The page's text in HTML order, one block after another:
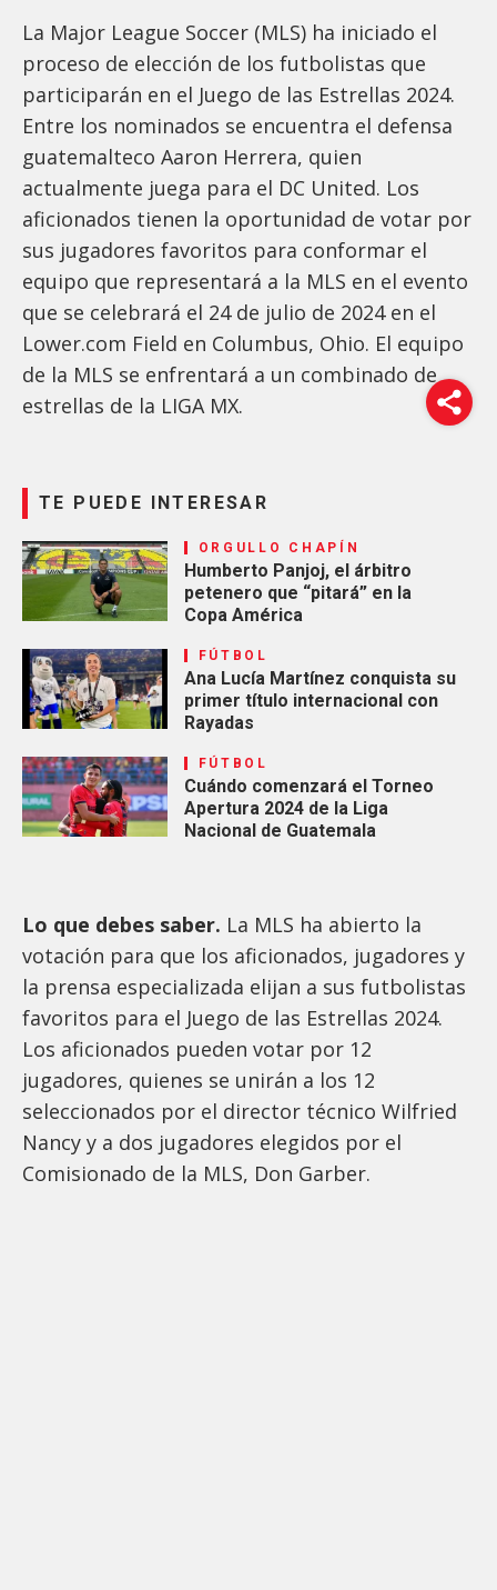
La Major League Soccer (MLS) ha iniciado el
proceso de elección de los futbolistas que
participarán en el Juego de las Estrellas 2024.
Entre los nominados se encuentra el defensa
guatemalteco Aaron Herrera, quien
actualmente juega para el DC United. Los
aficionados tienen la oportunidad de votar por
sus jugadores favoritos para conformar el
equipo que representará a la MLS en el evento
que se celebrará el 24 de julio de 2024 en el
Lower.com Field en Columbus, Ohio. El equipo
de la MLS se enfrentará a un combinado de
estrellas de la LIGA MX.
TE PUEDE INTERESAR
ORGULLO CHAPÍN
Humberto Panjoj, el árbitro
petenero que “pitará” en la
Copa América
FÚTBOL
Ana Lucía Martínez conquista su
primer título internacional con
Rayadas
FÚTBOL
Cuándo comenzará el Torneo
Apertura 2024 de la Liga
Nacional de Guatemala
Lo que debes saber. La MLS ha abierto la
votación para que los aficionados, jugadores y
la prensa especializada elijan a sus futbolistas
favoritos para el Juego de las Estrellas 2024.
Los aficionados pueden votar por 12
jugadores, quienes se unirán a los 12
seleccionados por el director técnico Wilfried
Nancy y a dos jugadores elegidos por el
Comisionado de la MLS, Don Garber.